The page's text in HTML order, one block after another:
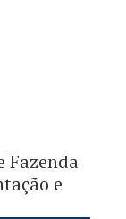
Fazenda
e